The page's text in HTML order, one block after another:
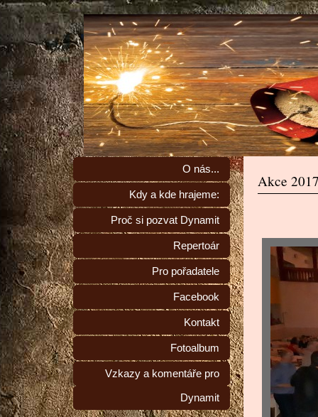
O nás...
Kdy a kde hrajeme:
Proč si pozvat Dynamit
Repertoár
Pro pořadatele
Facebook
Kontakt
Fotoalbum
Vzkazy a komentáře pro
Dynamit
Akce